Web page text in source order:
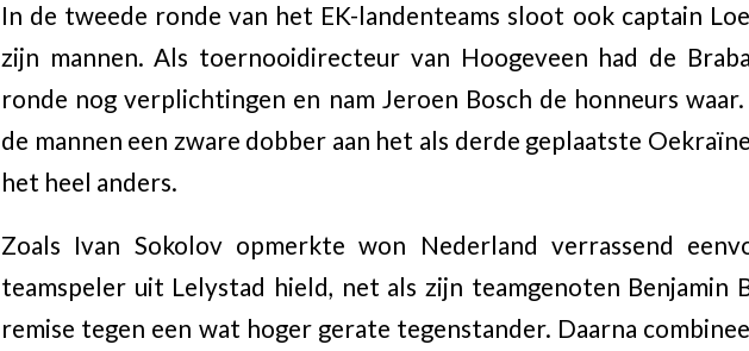
In de tweede ronde van het EK-landenteams sloot ook captain
zijn mannen. Als toernooidirecteur van Hoogeveen had de
ronde nog verplichtingen en nam Jeroen Bosch de honneurs
de mannen een zware dobber aan het als derde geplaatste
het heel anders.
Zoals Ivan Sokolov opmerkte won Nederland verrassend
teamspeler uit Lelystad hield, net als zijn teamgenoten Benjamin
remise tegen een wat hoger gerate tegenstander. Daarna